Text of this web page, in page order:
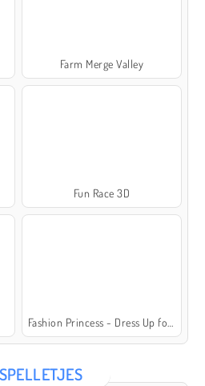
Farm Merge Valley
Fun Race 3D
Fashion Princess - Dress Up for Girls